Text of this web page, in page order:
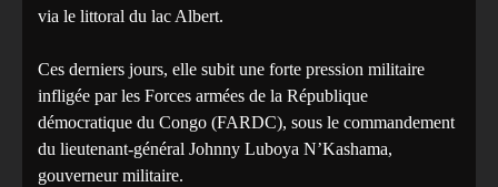
via le littoral du lac Albert.
Ces derniers jours, elle subit une forte pression militaire
infligée par les Forces armées de la République
démocratique du Congo (FARDC), sous le commandement
du lieutenant-général Johnny Luboya N’Kashama,
gouverneur militaire.